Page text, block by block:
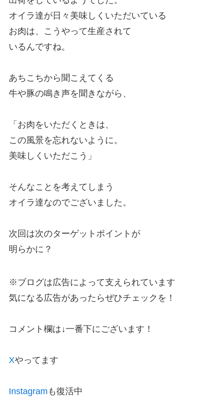
オイラ達が日々美味しくいただいている
お肉は、こうやって生産されて
いるんですね。
あちこちから聞こえてくる
牛や豚の鳴き声を聞きながら、
「お肉をいただくときは、
この風景を忘れないように。
美味しくいただこう」
そんなことを考えてしまう
オイラ達なのでございました。
次回は次のターゲットポイントが
明らかに？
※ブログは広告によって支えられています
気になる広告があったらぜひチェックを！
コメント欄は↓一番下にございます！
Xやってます
Instagram も復活中